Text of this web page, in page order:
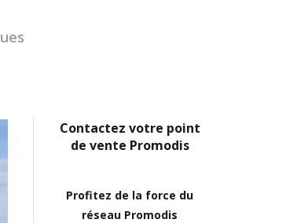
Contactez votre point
de vente Promodis
Profitez de la force du
réseau Promodis